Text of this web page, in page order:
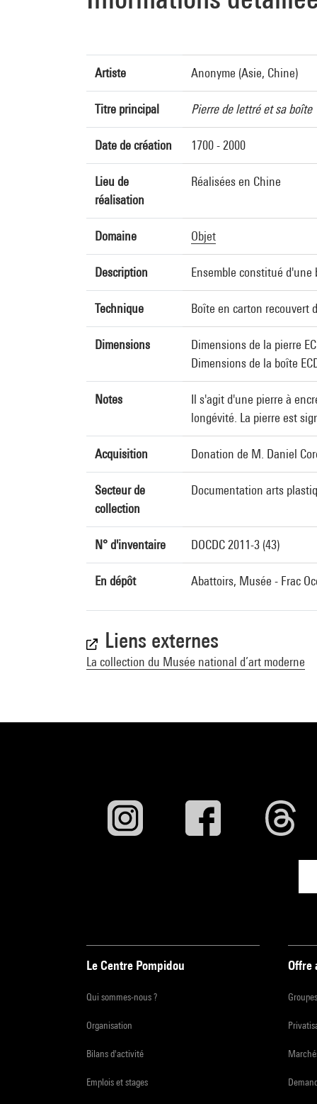
Artiste Anonyme (Asie, Chine)
Titre principal Pierre de lettré et sa boîte
Date de création 1700 - 2000
Lieu de
réalisation
Réalisées en Chine
Domaine Objet
Description Ensemble constitué
Technique Boîte en carton recouvert
Dimensions
Dimensions de la pierre
Dimensions de la boîte
Notes
Il s'agit d'une pierre à
longévité. La pierre est
Acquisition Donation de M. Daniel
Secteur de
collection
Documentation arts
N° d'inventaire DOCDC 2011-3 (43)
En dépôt Abattoirs, Musée - Frac
Liens externes
La collection du Musée national d’art moderne
Le Centre Pompidou
Qui sommes-nous ?
Organisation
Bilans d'activité
Emplois et stages
Offre
Groupes